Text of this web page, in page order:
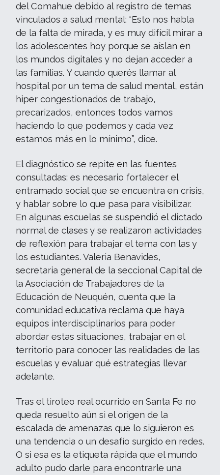
del Comahue debido al registro de temas
vinculados a salud mental: “Esto nos habla
de la falta de mirada, y es muy difícil mirar a
los adolescentes hoy porque se aíslan en
los mundos digitales y no dejan acceder a
las familias. Y cuando querés llamar al
hospital por un tema de salud mental, están
hiper congestionados de trabajo,
precarizados, entonces todos vamos
haciendo lo que podemos y cada vez
estamos más en lo mínimo”, dice.
El diagnóstico se repite en las fuentes
consultadas: es necesario fortalecer el
entramado social que se encuentra en crisis,
y hablar sobre lo que pasa para visibilizar.
En algunas escuelas se suspendió el dictado
normal de clases y se realizaron actividades
de reflexión para trabajar el tema con las y
los estudiantes. Valeria Benavides,
secretaria general de la seccional Capital de
la Asociación de Trabajadores de la
Educación de Neuquén, cuenta que la
comunidad educativa reclama que haya
equipos interdisciplinarios para poder
abordar estas situaciones, trabajar en el
territorio para conocer las realidades de las
escuelas y evaluar qué estrategias llevar
adelante.
Tras el tiroteo real ocurrido en Santa Fe no
queda resuelto aún si el origen de la
escalada de amenazas que lo siguieron es
una tendencia o un desafío surgido en redes.
O si esa es la etiqueta rápida que el mundo
adulto pudo darle para encontrarle una